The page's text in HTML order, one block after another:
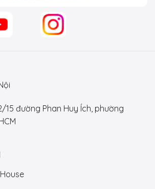
15 đường Phan Huy Ích, phường